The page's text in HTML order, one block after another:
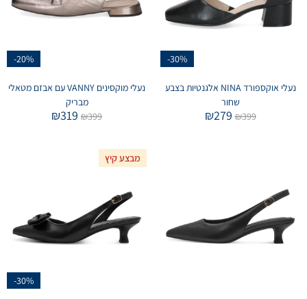
-30%
נעלי אוקספורד NINA אלגנטיות בצבע
שחור
₪399
₪279
-20%
נעלי מוקסינים VANNY עם אבזם מטאלי
מבריק
₪399
₪319
מבצע קיץ
-30%